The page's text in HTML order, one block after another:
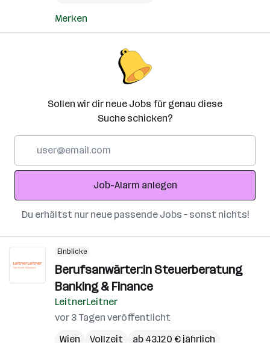
Merken
Sollen wir dir neue Jobs für genau diese
Suche schicken?
Adresse
Job-Alarm anlegen
Du erhältst nur neue passende Jobs – sonst nichts!
Einblicke
Berufsanwärter:in Steuerberatung
Banking & Finance
LeitnerLeitner
vor 3 Tagen veröffentlicht
Wien
Vollzeit ab 43.120 € jährlich